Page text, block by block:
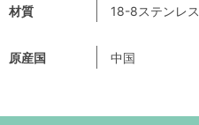
材質 18-8ステンレス
原産国 中国